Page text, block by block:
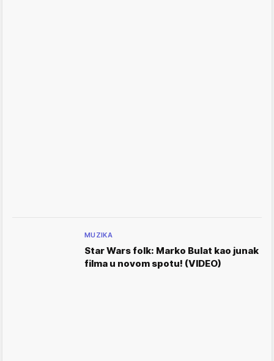
MUZIKA
Star Wars folk: Marko Bulat kao junak
filma u novom spotu! (VIDEO)